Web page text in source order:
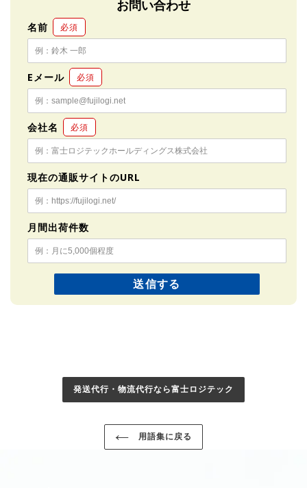
お問い合わせ
名前 必須
Eメール 必須
会社名 必須
現在の通販サイトのURL
月間出荷件数
発送代行・物流代行なら富士ロジテック
用語集に戻る